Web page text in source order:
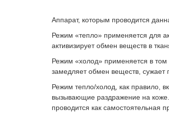
Аппарат, которым проводится
Режим «тепло» применяется для
активизирует обмен веществ в
Режим «холод» применяется в
замедляет обмен веществ, сужает
Режим тепло/холод, как правило,
вызывающие раздражение на коже.
проводится как самостоятельная